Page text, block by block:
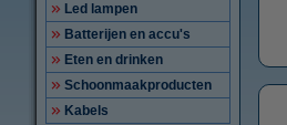
Led lampen
Batterijen en accu's
Eten en drinken
Schoonmaakproducten
Kabels